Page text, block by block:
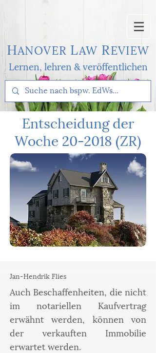
HANOVER LAWREVIEW
Lernen, lehren & veröffentlichen
Entscheidung der
Woche 20-2018 (ZR)
Jan-Hendrik Flies
Auch Beschaffenheiten, die nicht
im notariellen Kaufvertrag
erwähnt werden, können von
der verkauften Immobilie
erwartet werden.